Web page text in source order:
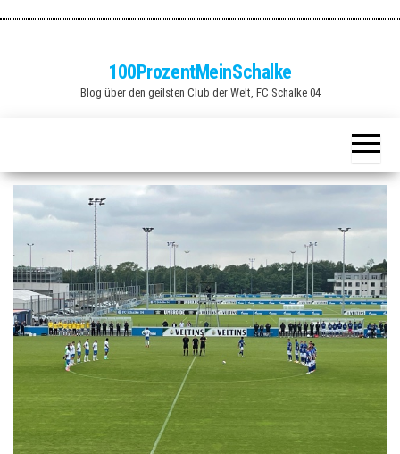
100ProzentMeinSchalke
Blog über den geilsten Club der Welt, FC Schalke 04